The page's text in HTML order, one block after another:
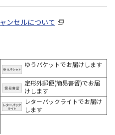
ンセルについて
ゆうパケットでお届けします
定形外郵便(簡易書留)でお届
けします
レターパックライトでお届け
します